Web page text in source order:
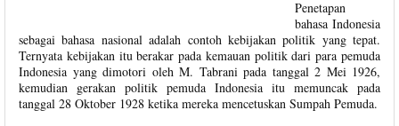
Penetapan
bahasa Indonesia
sebagai bahasa nasional adalah contoh kebijakan politik yang tepat.
Ternyata kebijakan itu berakar pada kemauan politik dari para pemuda
Indonesia yang dimotori oleh M. Tabrani pada tanggal 2 Mei 1926,
kemudian gerakan politik pemuda Indonesia itu memuncak pada
tanggal 28 Oktober 1928 ketika mereka mencetuskan Sumpah Pemuda.